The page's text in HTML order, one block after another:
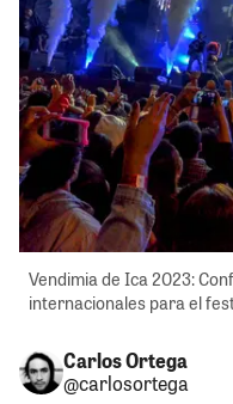
Vendimia de Ica 2023:
internacionales para el
Carlos Ortega
@carlosortega